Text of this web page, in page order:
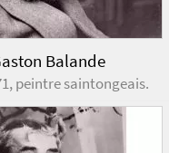
Balande
peintre saintongeais.